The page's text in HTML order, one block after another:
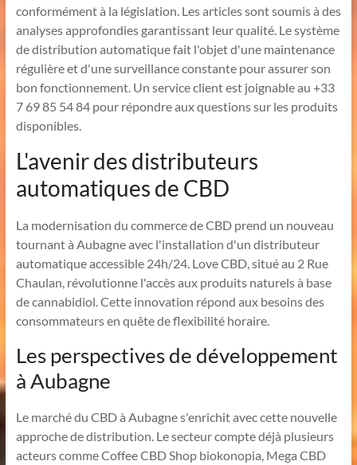
conformément à la législation. Les articles sont soumis à des
analyses approfondies garantissant leur qualité. Le système
de distribution automatique fait l'objet d'une maintenance
régulière et d'une surveillance constante pour assurer son
bon fonctionnement. Un service client est joignable au +33
7 69 85 54 84 pour répondre aux questions sur les produits
disponibles.
L'avenir des distributeurs
automatiques de CBD
La modernisation du commerce de CBD prend un nouveau
tournant à Aubagne avec l'installation d'un distributeur
automatique accessible 24h/24. Love CBD, situé au 2 Rue
Chaulan, révolutionne l'accès aux produits naturels à base
de cannabidiol. Cette innovation répond aux besoins des
consommateurs en quête de flexibilité horaire.
Les perspectives de développement
à Aubagne
Le marché du CBD à Aubagne s'enrichit avec cette nouvelle
approche de distribution. Le secteur compte déjà plusieurs
acteurs comme Coffee CBD Shop biokonopia, Mega CBD